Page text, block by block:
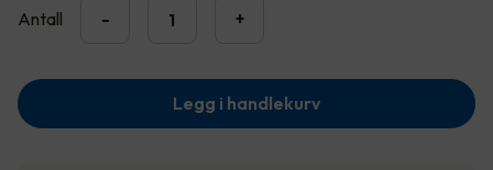
Antall - +
Legg i handlekurv